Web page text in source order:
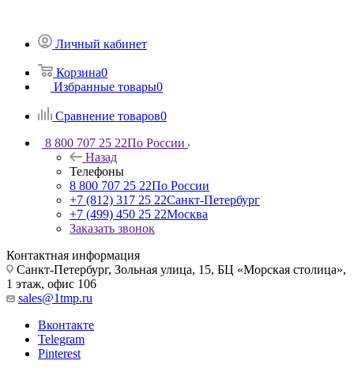
Личный кабинет
Корзина0
Избранные товары0
Сравнение товаров0
8 800 707 25 22По России
Назад
Телефоны
8 800 707 25 22По России
+7 (812) 317 25 22Санкт-Петербург
+7 (499) 450 25 22Москва
Заказать звонок
Контактная информация
Санкт-Петербург, Зольная улица, 15, БЦ «Морская столица»,
1 этаж, офис 106
sales@1tmp.ru
Вконтакте
Telegram
Pinterest